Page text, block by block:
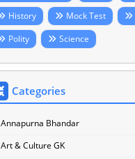
History
Mock Test
Polity
Science
Categories
Annapurna Bhandar
Art & Culture GK